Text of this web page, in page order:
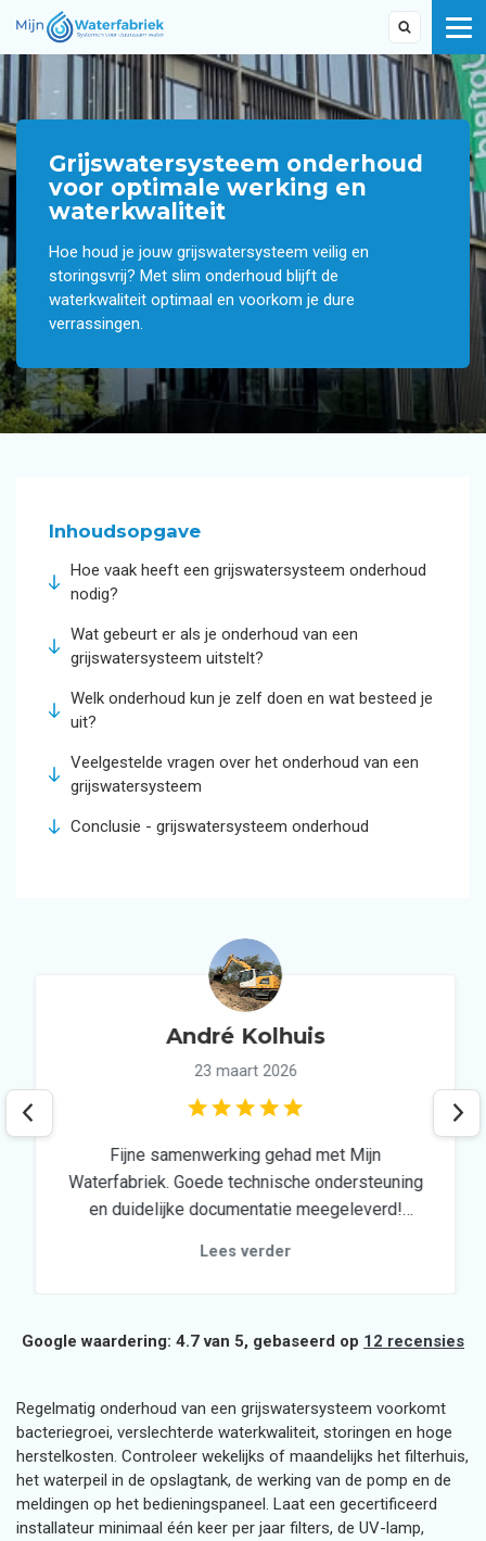
Grijswatersysteem onderhoud
voor optimale werking en
waterkwaliteit
Hoe houd je jouw grijswatersysteem veilig en
storingsvrij? Met slim onderhoud blijft de
waterkwaliteit optimaal en voorkom je dure
verrassingen.
Inhoudsopgave
Hoe vaak heeft een grijswatersysteem onderhoud
nodig?
Wat gebeurt er als je onderhoud van een
grijswatersysteem uitstelt?
Welk onderhoud kun je zelf doen en wat besteed je
uit?
Veelgestelde vragen over het onderhoud van een
grijswatersysteem
Conclusie - grijswatersysteem onderhoud
André Kolhuis
23 maart 2026
Fijne samenwerking gehad met Mijn
Waterfabriek. Goede technische ondersteuning
en duidelijke documentatie meegeleverd!
regenwatersysteem!
Lees verder
Google waardering: 4.7 van 5, gebaseerd op 12 recensies
Regelmatig onderhoud van een grijswatersysteem voorkomt
bacteriegroei, verslechterde waterkwaliteit, storingen en hoge
herstelkosten. Controleer wekelijks of maandelijks het filterhuis,
het waterpeil in de opslagtank, de werking van de pomp en de
meldingen op het bedieningspaneel. Laat een gecertificeerd
installateur minimaal één keer per jaar filters, de UV-lamp,